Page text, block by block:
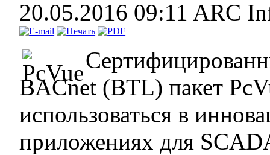
20.05.2016 09:11 ARC
BACnet (BTL) пакет
использоваться в
приложениях для